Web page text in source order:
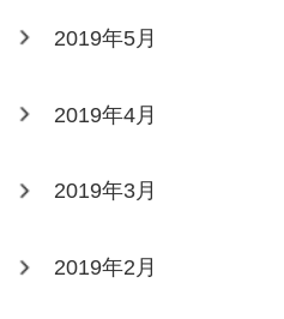
2019年5月
2019年4月
2019年3月
2019年2月